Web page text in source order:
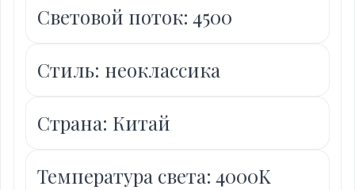
Световой поток: 4500
Стиль: неоклассика
Страна: Китай
Температура света: 4000K